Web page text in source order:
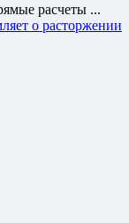
расчеты ...
о расторжении